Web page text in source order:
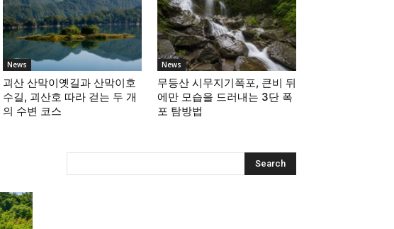
News
괴산 산막이옛길과 산막이호
수길, 괴산호 따라 걷는 두 개
의 수변 코스
News
무등산 시무지기폭포, 큰비 뒤
에만 모습을 드러내는 3단 폭
포 탐방법